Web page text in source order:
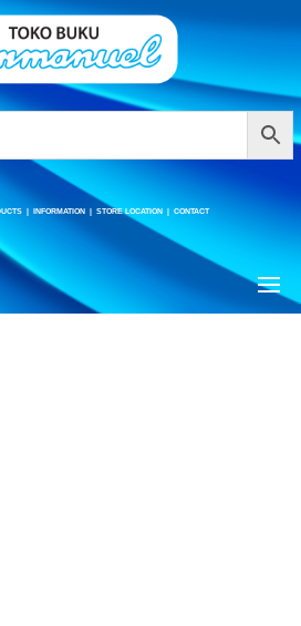
|STORE LOCATION
|INFORMATION |STORE LOCATION |CONTACT